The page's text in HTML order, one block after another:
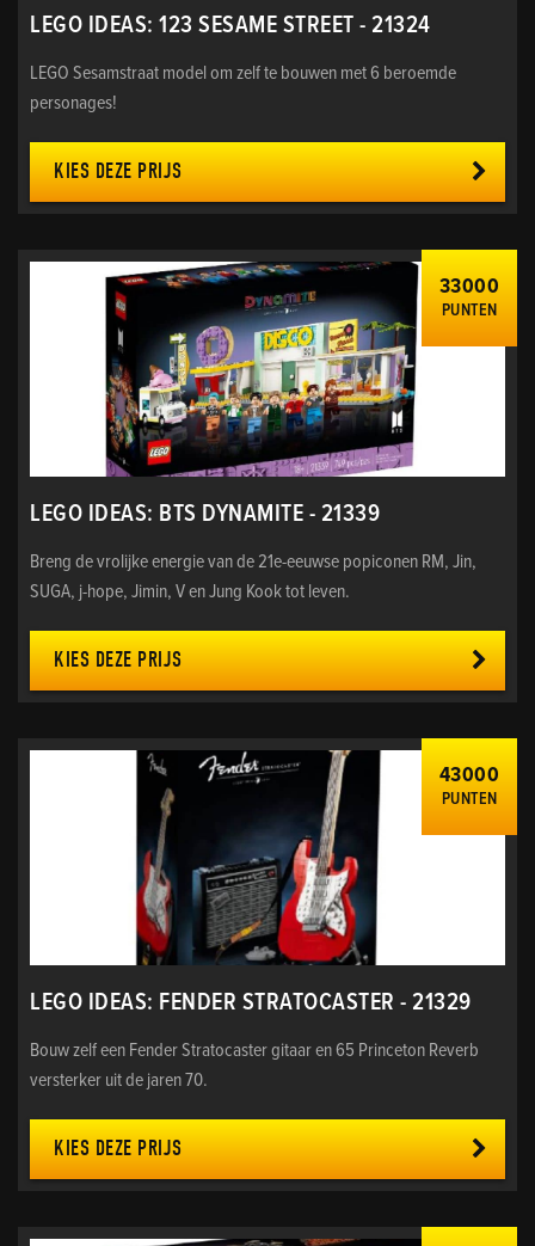
LEGO IDEAS: 123 SESAME STREET - 21324
LEGO Sesamstraat model om zelf te bouwen met 6 beroemde
personages!
KIES DEZE PRIJS
33000
PUNTEN
LEGO IDEAS: BTS DYNAMITE - 21339
Breng de vrolijke energie van de 21e-eeuwse popiconen RM, Jin,
SUGA, j-hope, Jimin, V en Jung Kook tot leven.
KIES DEZE PRIJS
43000
PUNTEN
LEGO IDEAS: FENDER STRATOCASTER - 21329
Bouw zelf een Fender Stratocaster gitaar en 65 Princeton Reverb
versterker uit de jaren 70.
KIES DEZE PRIJS